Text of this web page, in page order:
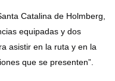
Catalina de Holmberg,
equipadas y dos
asistir en la ruta y en la
que se presenten”.